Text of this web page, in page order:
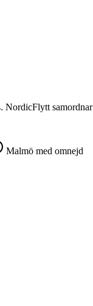
NordicFlytt
Malmö med omnejd